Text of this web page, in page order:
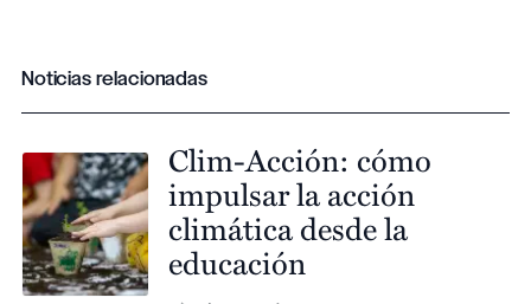
Noticias relacionadas
Clim-Acción: cómo
impulsar la acción
climática desde la
educación